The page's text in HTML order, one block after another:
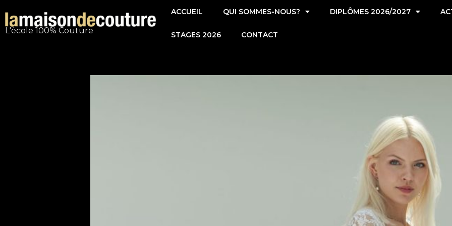
au
contenu
L'école 100% Couture
ACCUEIL QUI SOMMES-NOUS? DIPLÔMES 2026/2027
STAGES 2026 CONTACT